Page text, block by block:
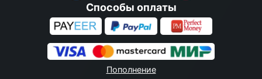
Способы оплаты
Пополнение